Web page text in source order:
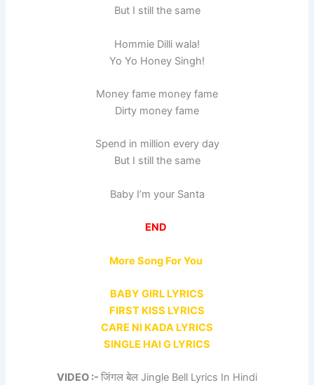
But I still the same
Hommie Dilli wala!
Yo Yo Honey Singh!
Money fame money fame
Dirty money fame
Spend in million every day
But I still the same
Baby I’m your Santa
END
More Song For You
BABY GIRL LYRICS
FIRST KISS LYRICS
CARE NI KADA LYRICS
SINGLE HAI G LYRICS
VIDEO :- जिंगल बेल Jingle Bell Lyrics In Hindi